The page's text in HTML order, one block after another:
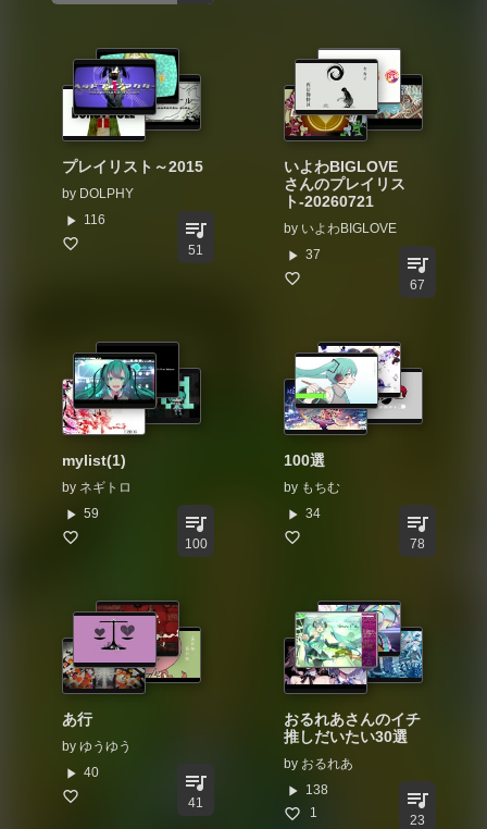
プレイリスト～2015
by DOLPHY
play_arrow 116 queue_music
51
いよわBIGLOVE
さんのプレイリス
ト-20260721
by いよわBIGLOVE
play_arrow 37 queue_music
67
mylist(1)
by ネギトロ
play_arrow 59 queue_music
100
100選
by もちむ
play_arrow 34 queue_music
78
あ行
by ゆうゆう
play_arrow 40 queue_music
41
おるれあさんのイチ
推しだいたい30選
by おるれあ
play_arrow 138
1
queue_music
23